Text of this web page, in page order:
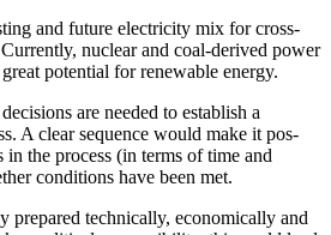
and future electricity mix for cross-
nuclear and coal-derived power
potential for renewable energy.
are needed to establish a
A clear sequence would make it pos­
the pro­cess (in terms of time and
conditions have been met.
prepared tech­nically, economically and